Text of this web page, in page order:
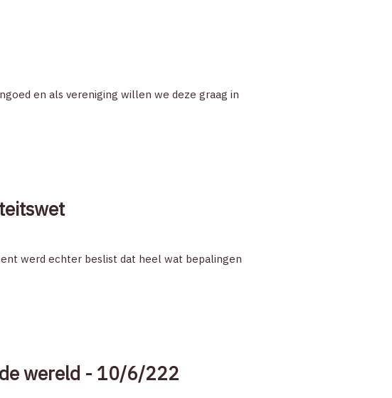
en als vereniging willen we deze graag in
werd echter beslist dat heel wat bepalingen
wereld - 10/6/222